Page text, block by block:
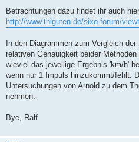
Betrachtungen dazu findet ihr auch
http://www.thiguten.de/sixo-forum/
In den Diagrammen zum Vergleich
relativen Genauigkeit beider
wieviel das jeweilige Ergebnis 'km/h'
wenn nur 1 Impuls hinzukommt/fehlt.
Untersuchungen von Arnold zu dem
nehmen.
Bye, Ralf